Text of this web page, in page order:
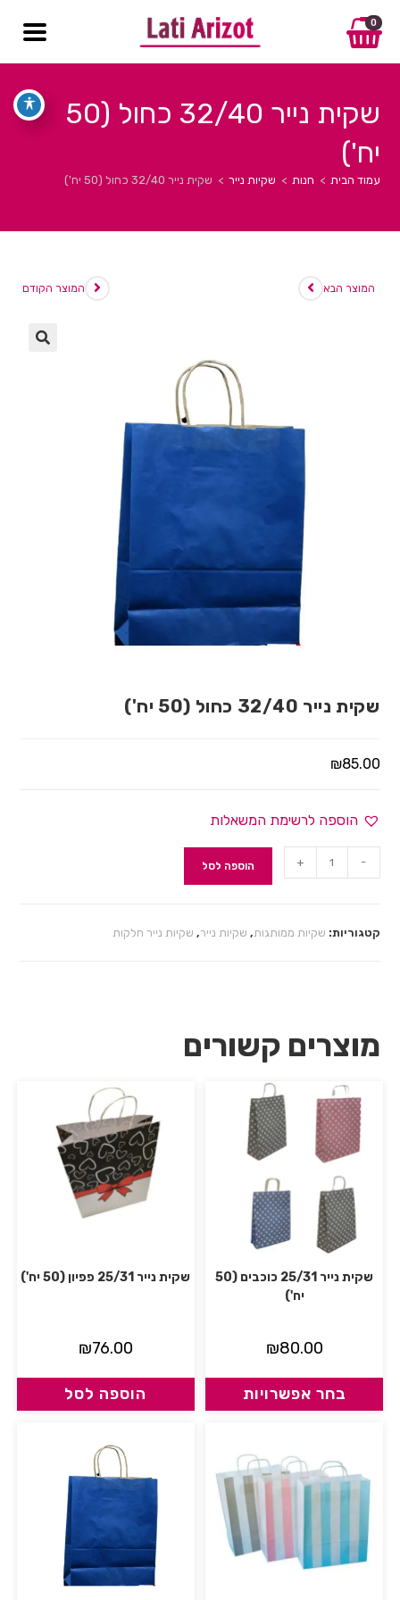
0
שקית נייר 32/40 כחול (50
יח')
עמוד הבית > חנות > שקיות נייר > שקית נייר 32/40 כחול (50 יח')
המוצר הקודם המוצר הבא
שקית נייר 32/40 כחול (50 יח')
₪85.00
הוספה לרשימת המשאלות
-
+ הוספה לסל
קטגוריות: שקיות ממותגות, שקיות נייר, שקיות נייר חלקות
מוצרים קשורים
שקית נייר 25/31 כוכבים (50
יח')
₪80.00
בחר אפשרויות
שקית נייר 25/31 פפיון (50 יח')
₪76.00
הוספה לסל